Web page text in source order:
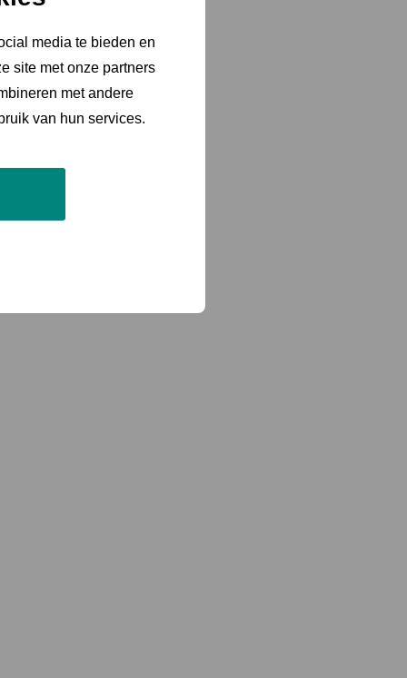
media te bieden en
site met onze partners
met andere
van hun services.